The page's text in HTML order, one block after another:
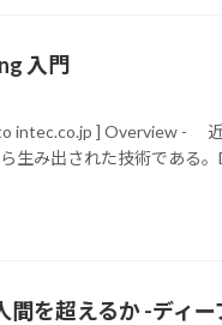
入門
intec.co.jp ] Overview - 近
生み出された技術である
間を超えるか -ディ